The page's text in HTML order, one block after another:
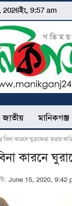
9:57 am
জাতীয় মানিকগঞ্জ
বিনা কারনে ঘুরাফেরা করায়
কারনে
June 15, 2020, 9:42